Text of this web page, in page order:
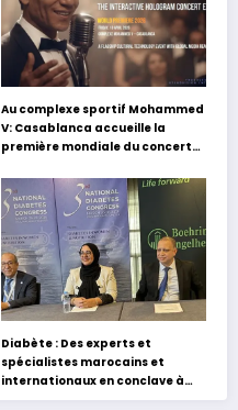
Au complexe sportif Mohammed
V: Casablanca accueille la
première mondiale du concert
Hafez
Diabète : Des experts et
spécialistes marocains et
internationaux en conclave à
Tanger